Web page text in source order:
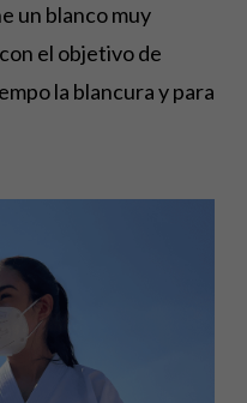
un blanco muy
el objetivo de
la blancura y para